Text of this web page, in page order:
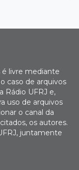
livre mediante
caso de arquivos
Rádio UFRJ e,
uso de arquivos
o canal da
os autores.
juntamente